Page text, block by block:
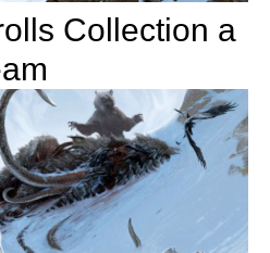
Collection a